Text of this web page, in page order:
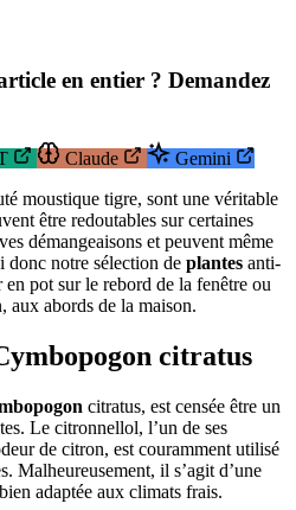
en entier ? Demandez
Claude
Gemini
moustique tigre, sont une véritable
être redoutables sur certaines
démangeaisons et peuvent même
donc notre sélection de plantes anti-
pot sur le rebord de la fenêtre ou
aux abords de la maison.
citratus
citratus, est censée être un
Le citronnellol, l’un de ses
de citron, est couramment utilisé
Malheureusement, il s’agit d’une
adaptée aux climats frais.